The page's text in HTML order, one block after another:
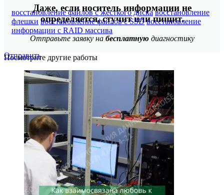
Даже, если носитель информации не
определяется, стучит или пищит.
Отправьте заявку на бесплатную диагностику
Отправить
восстановление файлов с жесткого диска восстановление
флешки восстановление файлов с SSD восстановление
информации с RAID массива
Посмотрите другие работы